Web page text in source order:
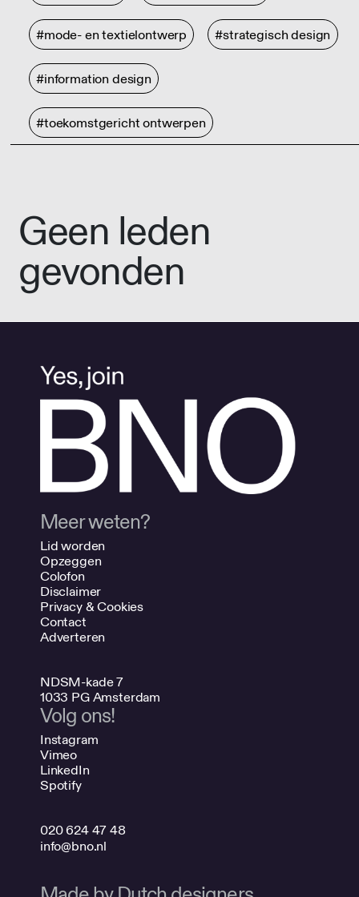
#mode- en textielontwerp #strategisch design
#information design
#toekomstgericht ontwerpen
Geen leden
gevonden
Meer weten?
Lid worden
Opzeggen
Colofon
Disclaimer
Privacy & Cookies
Contact
Adverteren
NDSM-kade 7
1033 PG Amsterdam
Volg ons!
Instagram
Vimeo
LinkedIn
Spotify
020 624 47 48
info@bno.nl